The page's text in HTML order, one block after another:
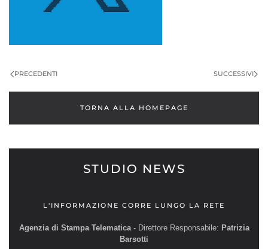
PRECEDENTI SUCCESSIVI
TORNA ALLA HOMEPAGE
STUDIO NEWS
L'INFORMAZIONE CORRE LUNGO LA RETE
Agenzia di Stampa Telematica- Direttore Responsabile: Patrizia
Barsotti